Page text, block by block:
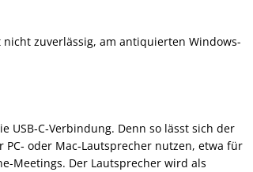
zuverlässig, am antiquierten Windows-
USB‑C‑Verbindung. Denn so lässt sich der
PC‑ oder Mac‑Lautsprecher nutzen, etwa für
Meetings. Der Lautsprecher wird als